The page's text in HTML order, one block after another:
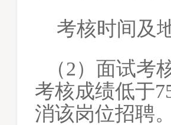
考核时间及
（2）面试考
考核成绩低于
消该岗位招聘